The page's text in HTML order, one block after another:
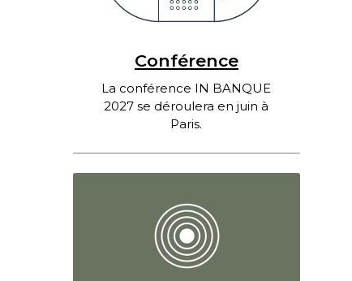
Conférence
La conférence IN BANQUE
2027 se déroulera en juin à
Paris.